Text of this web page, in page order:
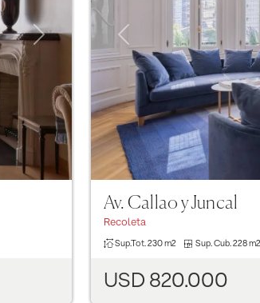
Next Previous
Av. Callao y Juncal
Recoleta
Sup.Tot. 230 m2 Sup. Cub. 228 m2
USD 820.000